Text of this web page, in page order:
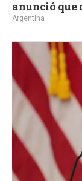
anunció que
Argentina